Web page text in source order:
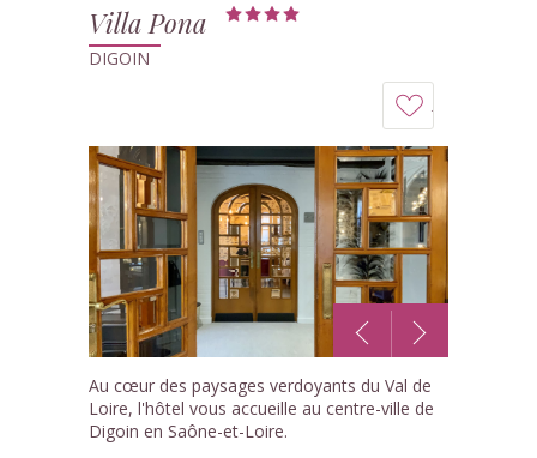
Villa Pona
DIGOIN
à
mon
1 /4
Au cœur des paysages verdoyants du Val de
Loire, l'hôtel vous accueille au centre-ville de
Digoin en Saône-et-Loire.